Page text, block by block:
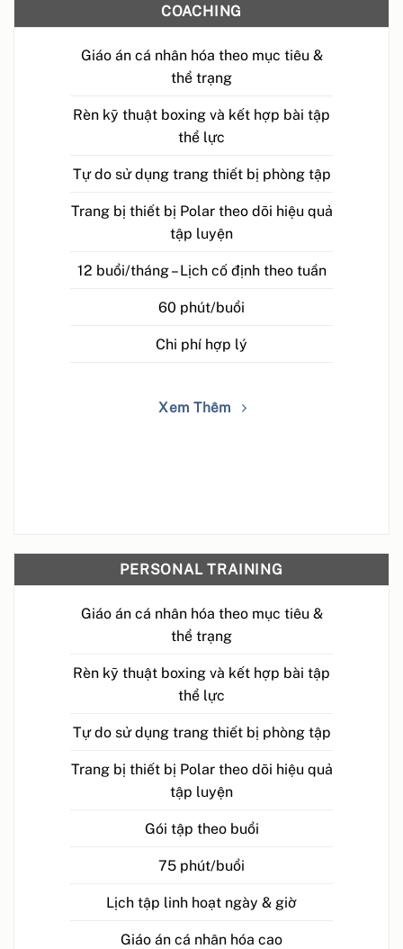
COACHING
Giáo án cá nhân hóa theo mục tiêu &
thể trạng
Rèn kỹ thuật boxing và kết hợp bài tập
thể lực
Tự do sử dụng trang thiết bị phòng tập
Trang bị thiết bị Polar theo dõi hiệu quả
tập luyện
12 buổi/tháng – Lịch cố định theo tuần
60 phút/buổi
Chi phí hợp lý
Xem Thêm
PERSONAL TRAINING
Giáo án cá nhân hóa theo mục tiêu &
thể trạng
Rèn kỹ thuật boxing và kết hợp bài tập
thể lực
Tự do sử dụng trang thiết bị phòng tập
Trang bị thiết bị Polar theo dõi hiệu quả
tập luyện
Gói tập theo buổi
75 phút/buổi
Lịch tập linh hoạt ngày & giờ
Giáo án cá nhân hóa cao